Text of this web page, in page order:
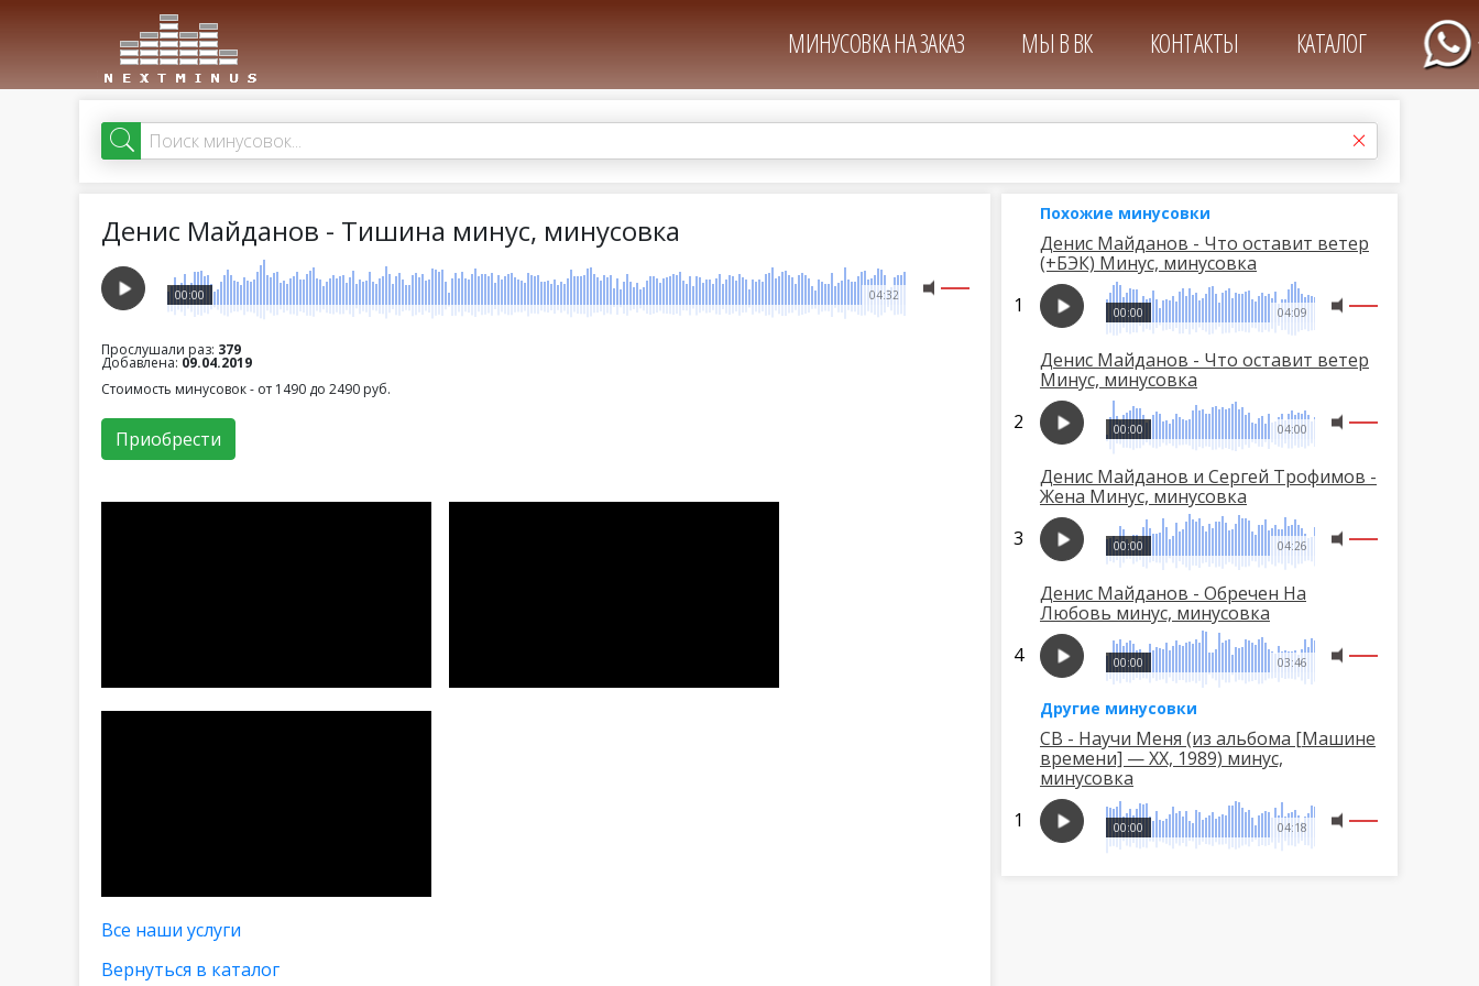
МИНУСОВКА НА ЗАКАЗ МЫ В ВК КОНТАКТЫ КАТАЛОГ
Денис Майданов - Тишина минус, минусовка
04:32
00:00
Прослушали раз: 379
Добавлена: 09.04.2019
Стоимость минусовок - от 1490 до 2490 руб.
Приобрести
Все наши услуги
Вернуться в каталог
Похожие минусовки
Денис Майданов - Что оставит ветер
(+БЭК) Минус, минусовка
04:09
00:00
Денис Майданов - Что оставит ветер
Минус, минусовка
04:00
00:00
Денис Майданов и Сергей Трофимов -
Жена Минус, минусовка
04:26
00:00
Денис Майданов - Обречен На
Любовь минус, минусовка
03:46
00:00
Другие минусовки
СВ - Научи Меня (из альбома [Машине
времени] — ХХ, 1989) минус,
минусовка
04:18
00:00